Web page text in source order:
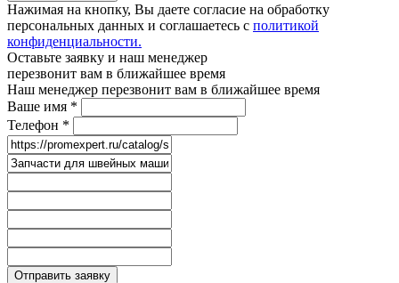
Нажимая на кнопку, Вы даете согласие на обработку
персональных данных и соглашаетесь с политикой
конфиденциальности.
Оставьте заявку и наш менеджер
перезвонит вам в ближайшее время
Наш менеджер перезвонит вам в ближайшее время
Ваше имя *
Телефон *
Отправить заявку